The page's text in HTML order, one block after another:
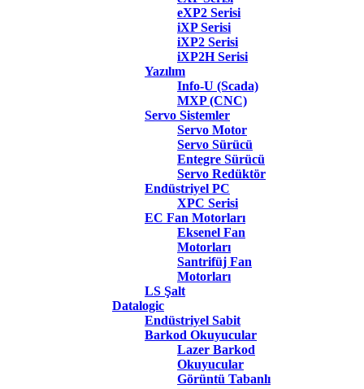
eXP2 Serisi
iXP Serisi
iXP2 Serisi
iXP2H Serisi
Yazılım
Info-U (Scada)
MXP (CNC)
Servo Sistemler
Servo Motor
Servo Sürücü
Entegre Sürücü
Servo Redüktör
Endüstriyel PC
XPC Serisi
EC Fan Motorları
Eksenel Fan
Motorları
Santrifüj Fan
Motorları
LS Şalt
Datalogic
Endüstriyel Sabit
Barkod Okuyucular
Lazer Barkod
Okuyucular
Görüntü Tabanlı